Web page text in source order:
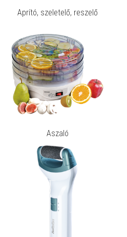
Aprító, szeletelő, reszelő
Aszaló